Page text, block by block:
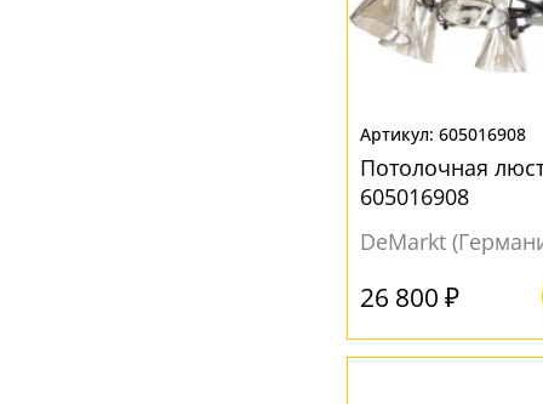
605016908
Потолочная
605016908
DeMarkt
26 800 ₽